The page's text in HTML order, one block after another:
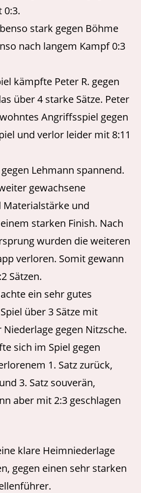
0:3.
stark gegen Böhme
nach langem Kampf 0:3
kämpfte Peter R. gegen
über 4 starke Sätze. Peter
Angriffsspiel gegen
und verlor leider mit 8:11
Lehmann spannend.
gewachsene
Materialstärke und
starken Finish. Nach
wurden die weiteren
verloren. Somit gewann
Sätzen.
ein sehr gutes
über 3 Sätze mit
gegen Nitzsche.
sich im Spiel gegen
1. Satz zurück,
3. Satz souverän,
aber mit 2:3 geschlagen
klare Heimniederlage
gegen einen sehr starken